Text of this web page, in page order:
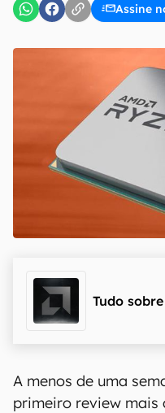
Assine
Confirmo que li, aceito
Uso e Política de
Tudo sobre
A menos de uma
primeiro review mais